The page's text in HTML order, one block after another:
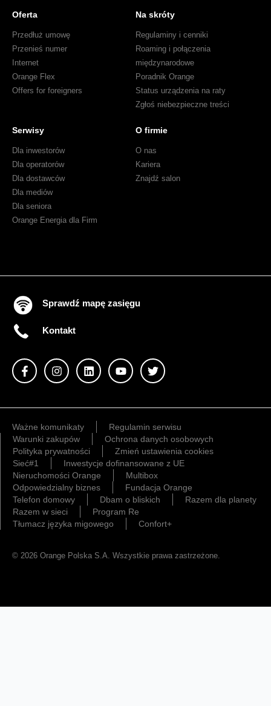
Oferta
Przedłuż umowę
Przenieś numer
Internet
Orange Flex
Offers for foreigners
Na skróty
Regulaminy i cenniki
Roaming i połączenia
międzynarodowe
Poradnik Orange
Status urządzenia na raty
Zgłoś niebezpieczne treści
Serwisy
Dla inwestorów
Dla operatorów
Dla dostawców
Dla mediów
Dla seniora
Orange Energia dla Firm
O firmie
O nas
Kariera
Znajdź salon
Sprawdź mapę zasięgu
Kontakt
Ważne komunikaty
Regulamin serwisu
Warunki zakupów
Ochrona danych osobowych
Polityka prywatności
Zmień ustawienia cookies
Sieć#1
Inwestycje dofinansowane z UE
Nieruchomości Orange
Multibox
Odpowiedzialny biznes
Fundacja Orange
Telefon domowy
Dbam o bliskich
Razem dla planety
Razem w sieci
Program Re
Tłumacz języka migowego
Confort+
© 2026 Orange Polska S.A. Wszystkie prawa zastrzeżone.